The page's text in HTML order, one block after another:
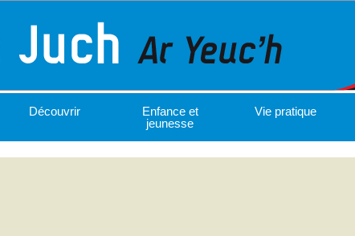
Découvrir
Enfance et
jeunesse
Vie pratique